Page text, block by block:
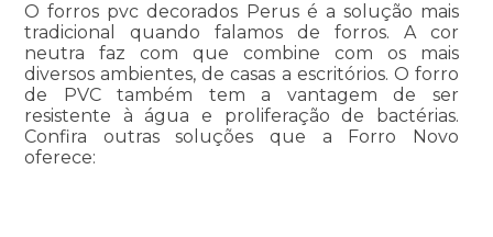
O forros pvc decorados Perus é a solução mais
tradicional quando falamos de forros. A cor
neutra faz com que combine com os mais
diversos ambientes, de casas a escritórios. O forro
de PVC também tem a vantagem de ser
resistente à água e proliferação de bactérias.
Confira outras soluções que a Forro Novo
oferece: